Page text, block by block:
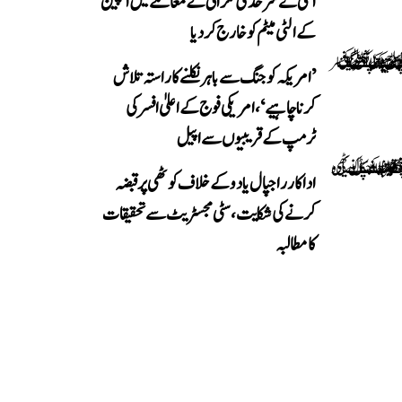
کے الٹی میٹم کو خارج کر دیا
’امریکہ کو جنگ سے باہر نکلنے کا راستہ تلاش
کرنا چاہیے‘، امریکی فوج کے اعلیٰ افسر کی
ٹرمپ کے قریبیوں سے اپیل
اداکار راجپال یادو کے خلاف کوٹھی پر قبضہ
کرنے کی شکایت، سٹی مجسٹریٹ سے تحقیقات
کا مطالبہ